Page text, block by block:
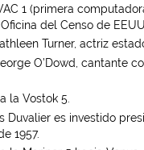
1 (primera
del Censo de EEUU.
Turner, actriz
O’Dowd, cantante
la Vostok 5.
Duvalier es investido
1957.